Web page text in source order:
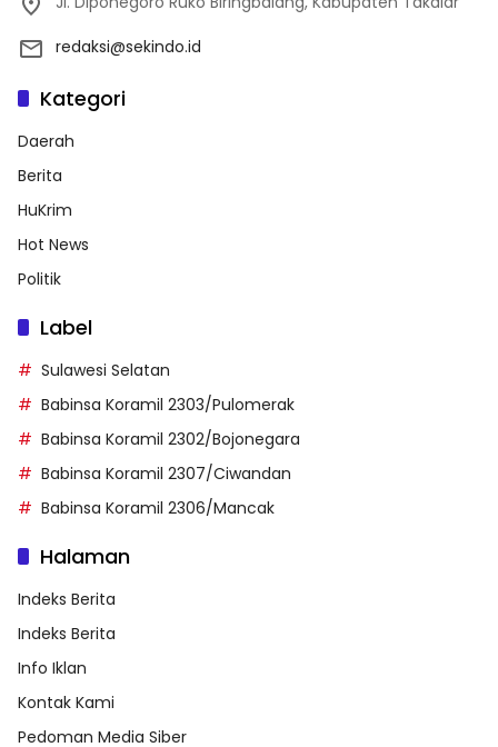
redaksi@sekindo.id
Kategori
Daerah
Berita
HuKrim
Hot News
Politik
Label
Sulawesi Selatan
Babinsa Koramil 2303/Pulomerak
Babinsa Koramil 2302/Bojonegara
Babinsa Koramil 2307/Ciwandan
Babinsa Koramil 2306/Mancak
Halaman
Indeks Berita
Indeks Berita
Info Iklan
Kontak Kami
Pedoman Media Siber